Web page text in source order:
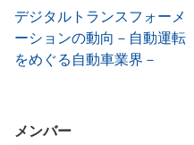
デジタルトランスフォーメ
ーションの動向－自動運転
をめぐる自動車業界－
メンバー